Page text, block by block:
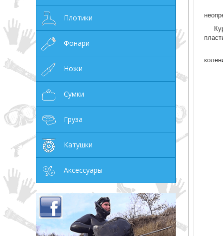
Плотики
Фонари
Ножи
Сумки
Груза
Катушки
Аксессуары